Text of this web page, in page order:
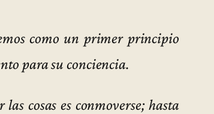
como un primer principio
para su conciencia.
cosas es conmoverse; hasta